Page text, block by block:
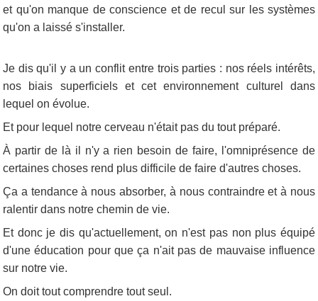
et qu'on manque de conscience et de recul sur les systèmes
qu'on a laissé s'installer.
Je dis qu'il y a un conflit entre trois parties : nos réels intérêts,
nos biais superficiels et cet environnement culturel dans
lequel on évolue.
Et pour lequel notre cerveau n'était pas du tout préparé.
À partir de là il n'y a rien besoin de faire, l'omniprésence de
certaines choses rend plus difficile de faire d'autres choses.
Ça a tendance à nous absorber, à nous contraindre et à nous
ralentir dans notre chemin de vie.
Et donc je dis qu'actuellement, on n'est pas non plus équipé
d'une éducation pour que ça n'ait pas de mauvaise influence
sur notre vie.
On doit tout comprendre tout seul.